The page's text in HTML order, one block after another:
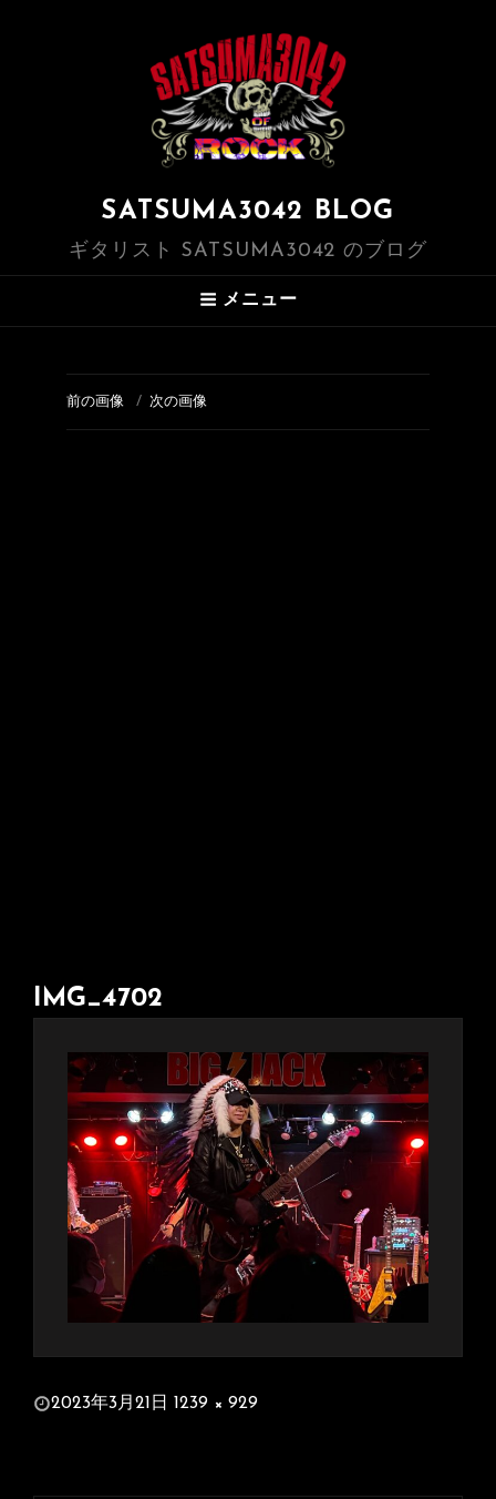
SATSUMA3042 BLOG
ギタリスト SATSUMA3042 のブログ
メニュー
前の画像 次の画像
IMG_4702
投2023年3月21日 1239 × 929